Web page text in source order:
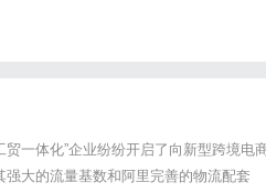
一体化”企业纷纷开启了向新型跨境电
大的流量基数和阿里完善的物流配套